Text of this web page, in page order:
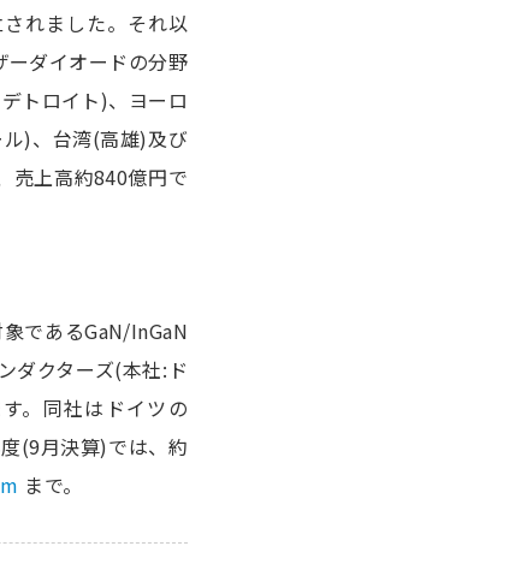
れました。それ以
ーダイオードの分野
トロイト)、ヨーロ
)、台湾(高雄)及び
売上高約840億円で
であるGaN/InGaN
ダクターズ(本社:ド
。同社はドイツの
(9月決算)では、約
まで。